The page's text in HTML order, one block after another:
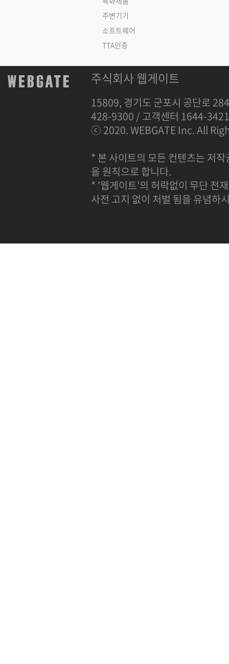
주변기기
소프트웨어
TTA인증
주식회사 웹게이트
15809, 경기도 군포시 공단로
428-9300 / 고객센터 1644-
ⓒ 2020. WEBGATE Inc. All
* 본 사이트의 모든 컨텐츠는 저
을 원칙으로 합니다.
* '웹게이트'의 허락없이 무단 전
사전 고지 없이 처벌 됨을 유념하